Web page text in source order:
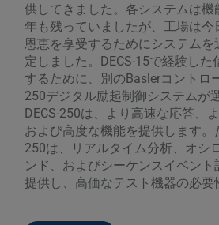
供してきました。各システムは
年も残っていましたが、工場は今
恩恵を享受するためにシステム
定しました。DECS-15で経験し
するために、別のBaslerコントロ
250デジタル励起制御システムが
DECS-250は、より高速な応答、
および高度な機能を提供します。
250は、リアルタイム分析、オシ
ンド、およびシーケンスイベント
提供し、高価なテスト機器の必要